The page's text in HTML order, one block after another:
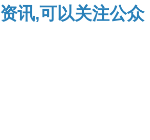
资讯,可以关注公众